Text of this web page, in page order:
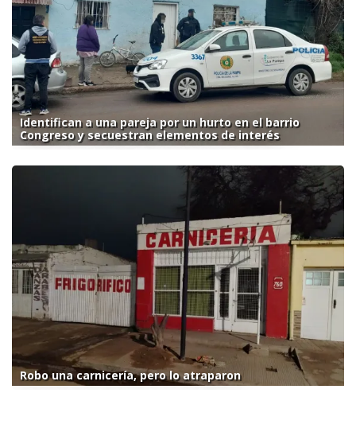
Identifican a una pareja por un hurto en el barrio
Congreso y secuestran elementos de interés
Robo una carnicería, pero lo atraparon